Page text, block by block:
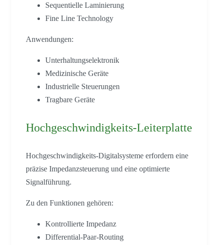
Sequentielle Laminierung
Fine Line Technology
Anwendungen:
Unterhaltungselektronik
Medizinische Geräte
Industrielle Steuerungen
Tragbare Geräte
Hochgeschwindigkeits-Leiterplatte
Hochgeschwindigkeits-Digitalsysteme erfordern eine
präzise Impedanzsteuerung und eine optimierte
Signalführung.
Zu den Funktionen gehören:
Kontrollierte Impedanz
Differential-Paar-Routing